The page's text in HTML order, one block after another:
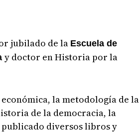
jubilado de la Escuela de
y doctor en Historia por la
la metodología de la
de la democracia, la
diversos libros y